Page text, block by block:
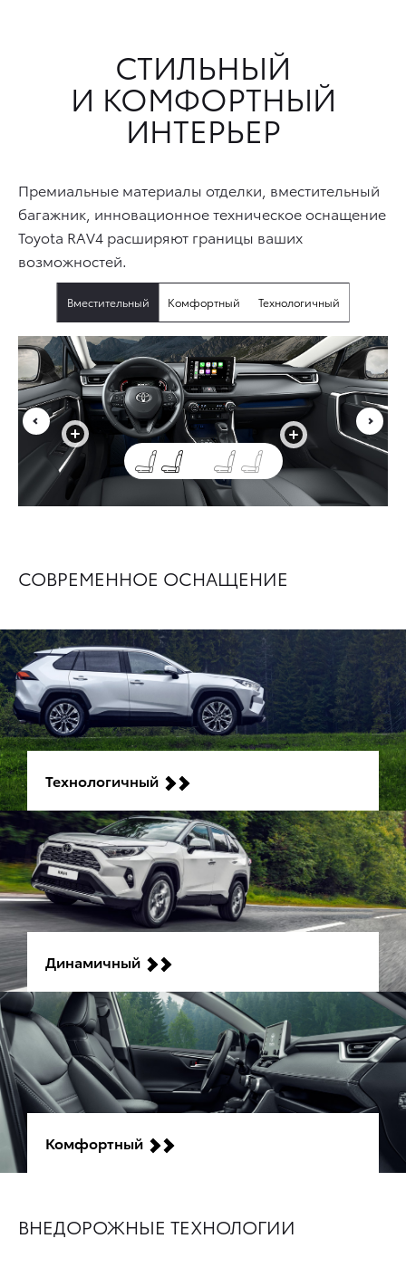
СТИЛЬНЫЙ
И КОМФОРТНЫЙ
ИНТЕРЬЕР
Премиальные материалы отделки, вместительный
багажник, инновационное техническое оснащение
Toyota RAV4 расширяют границы ваших
возможностей.
Вместительный Комфортный Технологичный
+ +
СОВРЕМЕННОЕ ОСНАЩЕНИЕ
Технологичный
Динамичный
Комфортный
ВНЕДОРОЖНЫЕ ТЕХНОЛОГИИ